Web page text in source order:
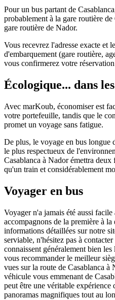
Pour un bus partant de
probablement à la gare routière
gare routière de Nador.
Vous recevrez l'adresse exacte et
d'embarquement (gare routière,
vous confirmerez votre
Écologique... dans
Avec marKoub, économiser est
votre portefeuille, tandis que le
promet un voyage sans fatigue.
De plus, le voyage en bus longue
le plus respectueux de
Casablanca à Nador émettra
qu'un train et considérablement
Voyager en bus
Voyager n'a jamais été aussi
accompagnons de la première à la
informations détaillées sur notre
serviable, n'hésitez pas à
connaissent généralement bien
vous recommander le meilleur
vues sur la route de Casablanca
véhicule vous emmenant de
peut être une véritable
panoramas magnifiques tout au